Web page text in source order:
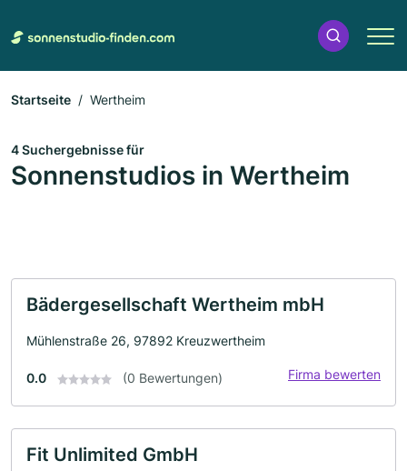
Startseite Wertheim
4 Suchergebnisse für
Sonnenstudios in Wertheim
Bädergesellschaft Wertheim mbH
Mühlenstraße 26, 97892 Kreuzwertheim
0.0 (0 Bewertungen) Firma bewerten
Fit Unlimited GmbH